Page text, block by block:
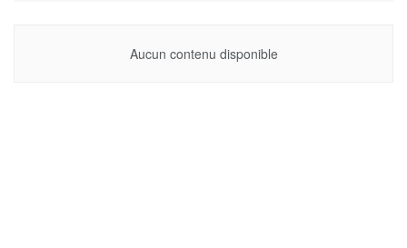
Aucun contenu disponible